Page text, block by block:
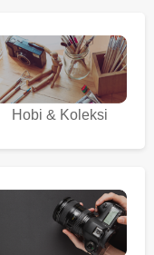
Hobi & Koleksi